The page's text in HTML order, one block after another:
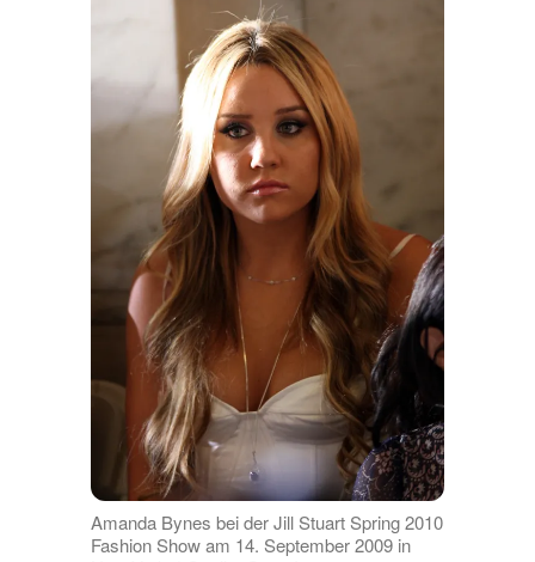
Amanda Bynes bei der Jill Stuart Spring 2010
Fashion Show am 14. September 2009 in